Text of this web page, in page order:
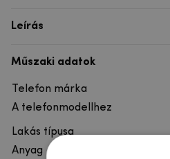
Leírás
Műszaki adatok
Telefon márka
A telefonmodellhez
Lakás típusa
Anyag